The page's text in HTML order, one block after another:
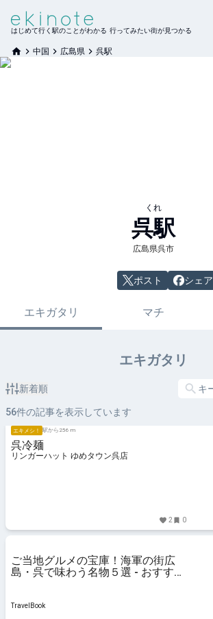
はじめて行く駅のことがわかる 行ってみたい街が見つかる
中国 広島県 呉駅
くれ
呉駅
広島県呉市
ポスト シェア
エキガタリ マチ
エキガタリ
新着順
56件の記事を表示しています
エキメシ！ 駅から256 m
呉冷麺
リンガーハット ゆめタウン呉店
2 0
ご当地グルメの宝庫！海軍の街広
島・呉で味わう名物５選 - おすすめ
TravelBook